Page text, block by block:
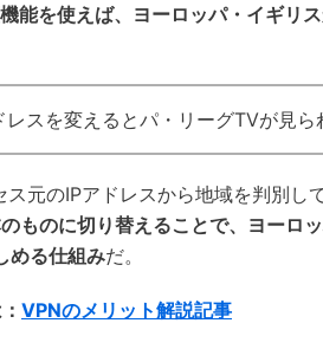
能を使えば、ヨーロッパ・イギリ
レスを変えるとパ・リーグTVが見ら
元のIPアドレスから地域を判別して
ものに切り替えることで、ヨーロ
める仕組みだ。
VPNのメリット解説記事